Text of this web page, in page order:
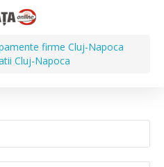
firme Cluj-Napoca
Cluj-Napoca